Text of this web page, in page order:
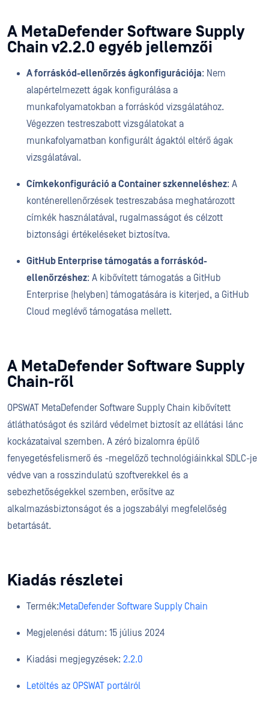
A MetaDefender Software Supply
Chain v2.2.0 egyéb jellemzői
A forráskód-ellenőrzés ágkonfigurációja: Nem
alapértelmezett ágak konfigurálása a
munkafolyamatokban a forráskód vizsgálatához.
Végezzen testreszabott vizsgálatokat a
munkafolyamatban konfigurált ágaktól eltérő ágak
vizsgálatával.
Címkekonfiguráció a Container szkenneléshez: A
konténerellenőrzések testreszabása meghatározott
címkék használatával, rugalmasságot és célzott
biztonsági értékeléseket biztosítva.
GitHub Enterprise támogatás a forráskód-
ellenőrzéshez: A kibővített támogatás a GitHub
Enterprise (helyben) támogatására is kiterjed, a GitHub
Cloud meglévő támogatása mellett.
A MetaDefender Software Supply
Chain-ről
OPSWAT MetaDefender Software Supply Chain kibővített
átláthatóságot és szilárd védelmet biztosít az ellátási lánc
kockázataival szemben. A zéró bizalomra épülő
fenyegetésfelismerő és -megelőző technológiáinkkal SDLC-je
védve van a rosszindulatú szoftverekkel és a
sebezhetőségekkel szemben, erősítve az
alkalmazásbiztonságot és a jogszabályi megfelelőség
betartását.
Kiadás részletei
Termék:MetaDefender Software Supply Chain
Megjelenési dátum: 15 július 2024
Kiadási megjegyzések: 2.2.0
Letöltés az OPSWAT portálról